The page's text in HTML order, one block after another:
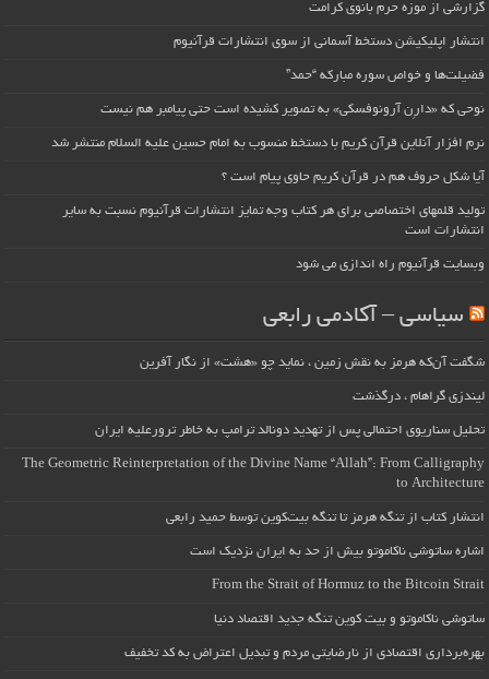
گزارشی از موزه حرم بانوی کرامت
انتشار اپلیکیشن دستخط آسمانی از سوی انتشارات قرآنیوم
فضیلت‌ها و خواص سوره مبارکه “حمد”
نوحی که «دارِن آرونوفسکی» به تصویر کشیده است حتی پیامبر هم نیست
نرم افزار آنلاین قرآن کریم با دستخط منسوب به امام حسین علیه السلام منتشر شد
آیا شکل حروف هم در قرآن کریم حاوی پیام است ؟
تولید قلمهای اختصاصی برای هر کتاب وجه تمایز انتشارات قرآنیوم نسبت به سایر
انتشارات است
وبسایت قرآنیوم راه اندازی می شود
سیاسی – آکادمی رابعی
شگفت آن‌که هرمز به نقش زمین ، نماید چو «هشت» از نگار آفرین
لیندزی گراهام ، درگذشت
تحلیل سناریوی احتمالی پس از تهدید دونالد ترامپ به خاطر ترورعلیه ایران
The Geometric Reinterpretation of the Divine Name “Allah”: From Calligraphy
to Architecture
انتشار کتاب از تنگه هرمز تا تنگه بیت‌کوین توسط حمید رابعی
اشاره ساتوشی ناکاموتو بیش از حد به ایران نزدیک است
From the Strait of Hormuz to the Bitcoin Strait
ساتوشی ناکاموتو و بیت کوین تنگه جدید اقتصاد دنیا
بهره‌برداری اقتصادی از نارضایتی مردم و تبدیل اعتراض به کد تخفیف